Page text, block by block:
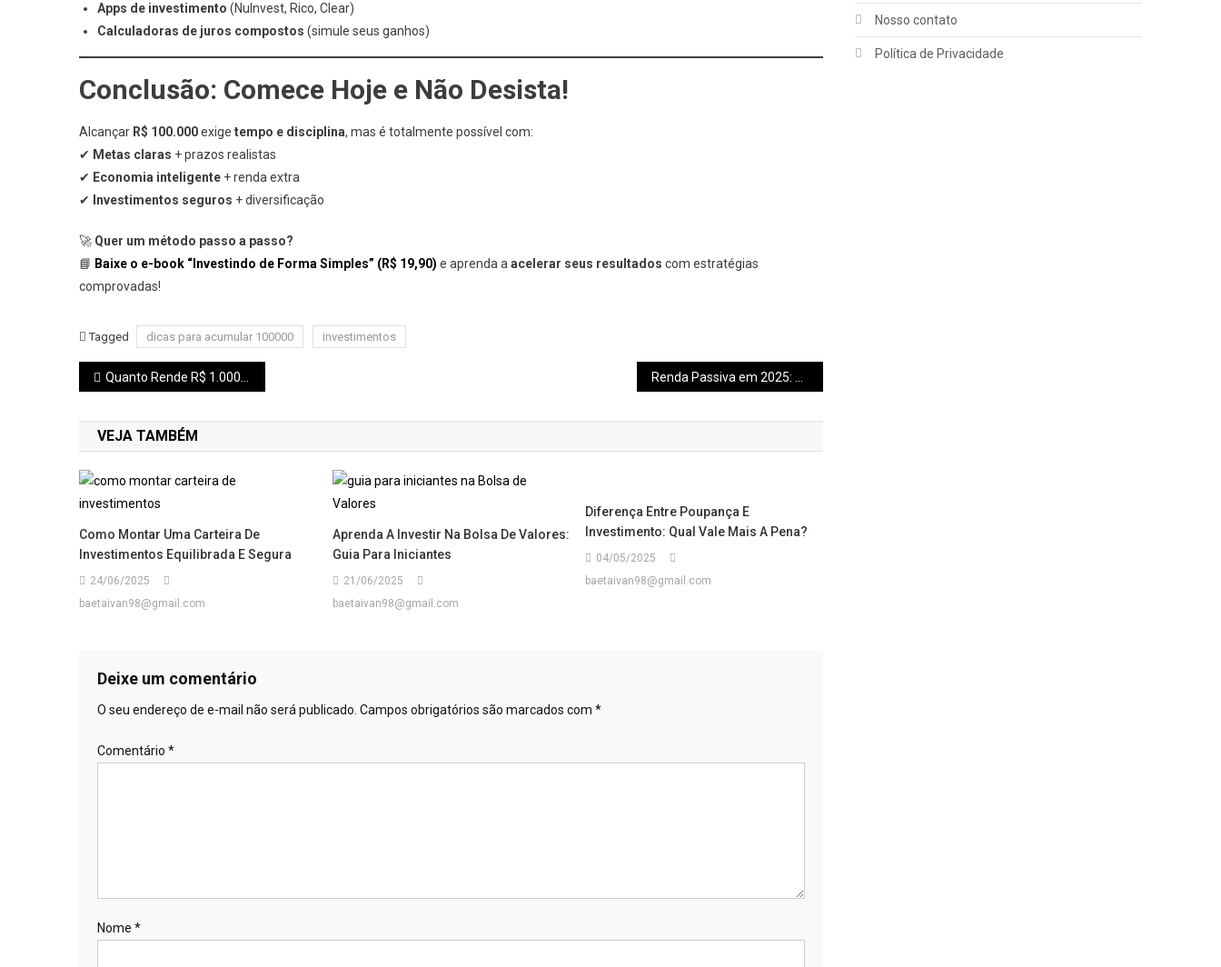
Apps de investimento (NuInvest, Rico, Clear)
Calculadoras de juros compostos (simule seus ganhos)
Conclusão: Comece Hoje e Não Desista!
Alcançar R$ 100.000exige tempo e disciplina, mas é totalmente possível com:
✔ Metas claras + prazos realistas
✔ Economia inteligente + renda extra
✔
Investimentos seguros + diversificação
🚀 Quer um método passo a passo?
📘 Baixe o e-book “Investindo de Forma Simples” (R$ 19,90) e aprenda a acelerar seus resultados com estratégias
comprovadas!
Tagged dicas para acumular 100000 investimentos
Navegação
de
Post
Quanto Rende R$ 1.000 na Caixinha do Nubank em 2025?
VEJA TAMBÉM
Como Montar Uma Carteira De
Investimentos Equilibrada E Segura
24/06/2025
baetaivan98@gmail.com
Aprenda A Investir Na Bolsa De Valores:
Guia Para Iniciantes
21/06/2025
baetaivan98@gmail.com
Diferença Entre Poupança E
Investimento: Qual Vale Mais A Pena?
04/05/2025
baetaivan98@gmail.com
Deixe um comentário
O seu endereço de e-mail não será publicado. Campos obrigatórios são marcados com *
Comentário *
Nome *
Nosso contato
Política de Privacidade